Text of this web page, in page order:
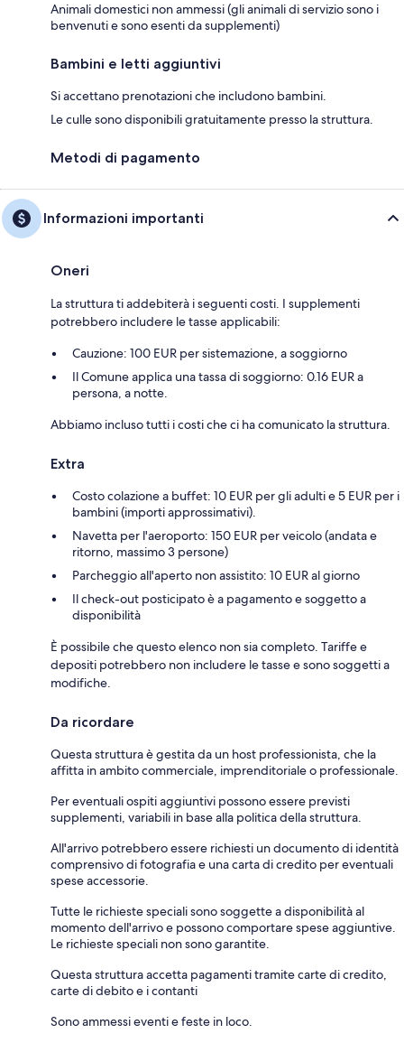
Animali domestici non ammessi (gli animali di servizio sono i
benvenuti e sono esenti da supplementi)
Bambini e letti aggiuntivi
Si accettano prenotazioni che includono bambini.
Le culle sono disponibili gratuitamente presso la struttura.
Metodi di pagamento
Informazioni importanti
Oneri
La struttura ti addebiterà i seguenti costi. I supplementi
potrebbero includere le tasse applicabili:
Cauzione: 100 EUR per sistemazione, a soggiorno
Il Comune applica una tassa di soggiorno: 0.16 EUR a
persona, a notte.
Abbiamo incluso tutti i costi che ci ha comunicato la struttura.
Extra
Costo colazione a buffet: 10 EUR per gli adulti e 5 EUR per i
bambini (importi approssimativi).
Navetta per l'aeroporto: 150 EUR per veicolo (andata e
ritorno, massimo 3 persone)
Parcheggio all'aperto non assistito: 10 EUR al giorno
Il check-out posticipato è a pagamento e soggetto a
disponibilità
È possibile che questo elenco non sia completo. Tariffe e
depositi potrebbero non includere le tasse e sono soggetti a
modifiche.
Da ricordare
Questa struttura è gestita da un host professionista, che la
affitta in ambito commerciale, imprenditoriale o professionale.
Per eventuali ospiti aggiuntivi possono essere previsti
supplementi, variabili in base alla politica della struttura.
All'arrivo potrebbero essere richiesti un documento di identità
comprensivo di fotografia e una carta di credito per eventuali
spese accessorie.
Tutte le richieste speciali sono soggette a disponibilità al
momento dell'arrivo e possono comportare spese aggiuntive.
Le richieste speciali non sono garantite.
Questa struttura accetta pagamenti tramite carte di credito,
carte di debito e i contanti
Sono ammessi eventi e feste in loco.